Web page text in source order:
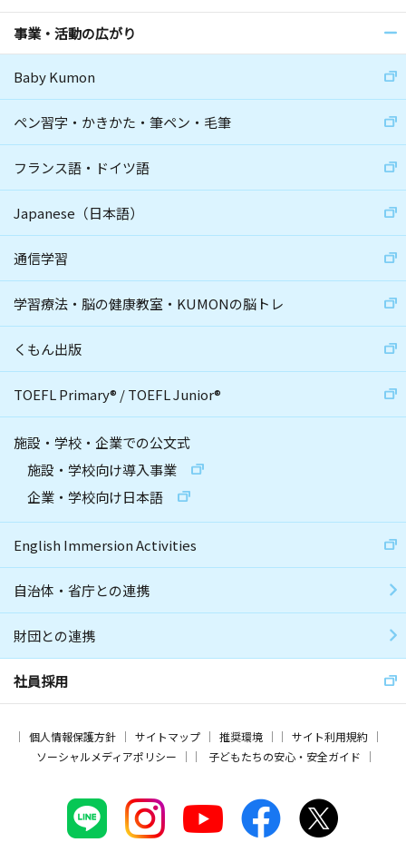
事業・活動の広がり
Baby Kumon
ペン習字・かきかた・筆ペン・毛筆
フランス語・ドイツ語
Japanese（日本語）
通信学習
学習療法・脳の健康教室・KUMONの脳トレ
くもん出版
TOEFL Primary® /TOEFL Junior®
施設・学校・企業での公文式
施設・学校向け導入事業
企業・学校向け日本語
English Immersion Activities
自治体・省庁との連携
財団との連携
社員採用
個人情報保護方針 サイトマップ 推奨環境
サイト利用規約
ソーシャルメディアポリシー
子どもたちの安心・安全ガイド